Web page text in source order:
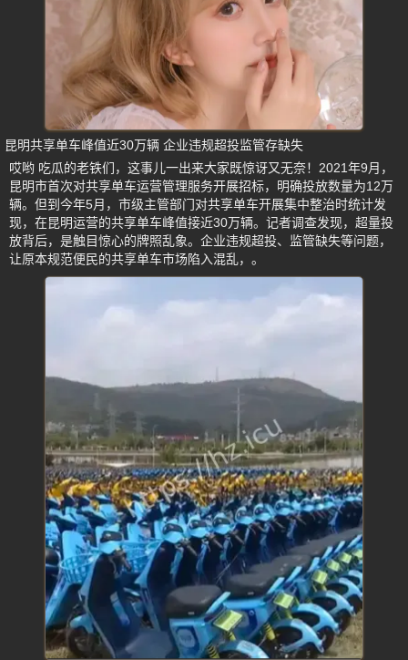
昆明共享单车峰值近30万辆 企业违规超投监管存缺失
哎哟 吃瓜的老铁们，这事儿一出来大家既惊讶又无奈！2021年9月，
昆明市首次对共享单车运营管理服务开展招标，明确投放数量为12万
辆。但到今年5月，市级主管部门对共享单车开展集中整治时统计发
现，在昆明运营的共享单车峰值接近30万辆。记者调查发现，超量投
放背后，是触目惊心的牌照乱象。企业违规超投、监管缺失等问题，
让原本规范便民的共享单车市场陷入混乱，。